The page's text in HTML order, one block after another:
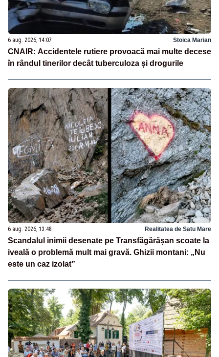
6 aug. 2026, 14:07 Stoica Marian
CNAIR: Accidentele rutiere provoacă mai multe decese
în rândul tinerilor decât tuberculoza și drogurile
6 aug. 2026, 13:48 Realitatea de Satu Mare
Scandalul inimii desenate pe Transfăgărășan scoate la
iveală o problemă mult mai gravă. Ghizii montani: „Nu
este un caz izolat”